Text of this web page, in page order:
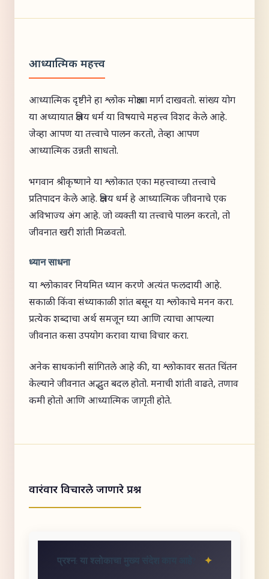
आध्यात्मिक महत्त्व
आध्यात्मिक दृष्टीने हा श्लोक मोक्षाचा मार्ग दाखवतो. सांख्य योग
या अध्यायात क्षत्रिय धर्म या विषयाचे महत्त्व विशद केले आहे.
जेव्हा आपण या तत्त्वाचे पालन करतो, तेव्हा आपण
आध्यात्मिक उन्नती साधतो.
भगवान श्रीकृष्णाने या श्लोकात एका महत्त्वाच्या तत्त्वाचे
प्रतिपादन केले आहे. क्षत्रिय धर्म हे आध्यात्मिक जीवनाचे एक
अविभाज्य अंग आहे. जो व्यक्ती या तत्त्वाचे पालन करतो, तो
जीवनात खरी शांती मिळवतो.
ध्यान साधना
या श्लोकावर नियमित ध्यान करणे अत्यंत फलदायी आहे.
सकाळी किंवा संध्याकाळी शांत बसून या श्लोकाचे मनन करा.
प्रत्येक शब्दाचा अर्थ समजून घ्या आणि त्याचा आपल्या
जीवनात कसा उपयोग करावा याचा विचार करा.
अनेक साधकांनी सांगितले आहे की, या श्लोकावर सतत चिंतन
केल्याने जीवनात अद्भुत बदल होतो. मनाची शांती वाढते, तणाव
कमी होतो आणि आध्यात्मिक जागृती होते.
वारंवार विचारले जाणारे प्रश्न
प्रश्न: या श्लोकाचा मुख्य संदेश काय आहे?